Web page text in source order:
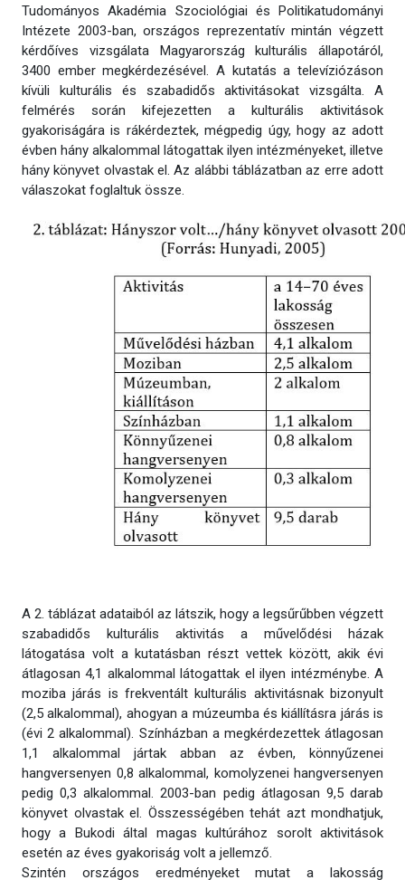
Tudományos Akadémia Szociológiai és Politikatudományi
Intézete 2003-ban, országos reprezentatív mintán végzett
kérdőíves vizsgálata Magyarország kulturális állapotáról,
3400 ember megkérdezésével. A kutatás a televíziózáson
kívüli kulturális és szabadidős aktivitásokat vizsgálta. A
felmérés során kifejezetten a kulturális aktivitások
gyakoriságára is rákérdeztek, mégpedig úgy, hogy az adott
évben hány alkalommal látogattak ilyen intézményeket, illetve
hány könyvet olvastak el. Az alábbi táblázatban az erre adott
válaszokat foglaltuk össze.
A 2. táblázat adataiból az látszik, hogy a legsűrűbben végzett
szabadidős kulturális aktivitás a művelődési házak
látogatása volt a kutatásban részt vettek között, akik évi
átlagosan 4,1 alkalommal látogattak el ilyen intézménybe. A
moziba járás is frekventált kulturális aktivitásnak bizonyult
(2,5 alkalommal), ahogyan a múzeumba és kiállításra járás is
(évi 2 alkalommal). Színházban a megkérdezettek átlagosan
1,1 alkalommal jártak abban az évben, könnyűzenei
hangversenyen 0,8 alkalommal, komolyzenei hangversenyen
pedig 0,3 alkalommal. 2003-ban pedig átlagosan 9,5 darab
könyvet olvastak el. Összességében tehát azt mondhatjuk,
hogy a Bukodi által magas kultúrához sorolt aktivitások
esetén az éves gyakoriság volt a jellemző.
Szintén országos eredményeket mutat a lakosság